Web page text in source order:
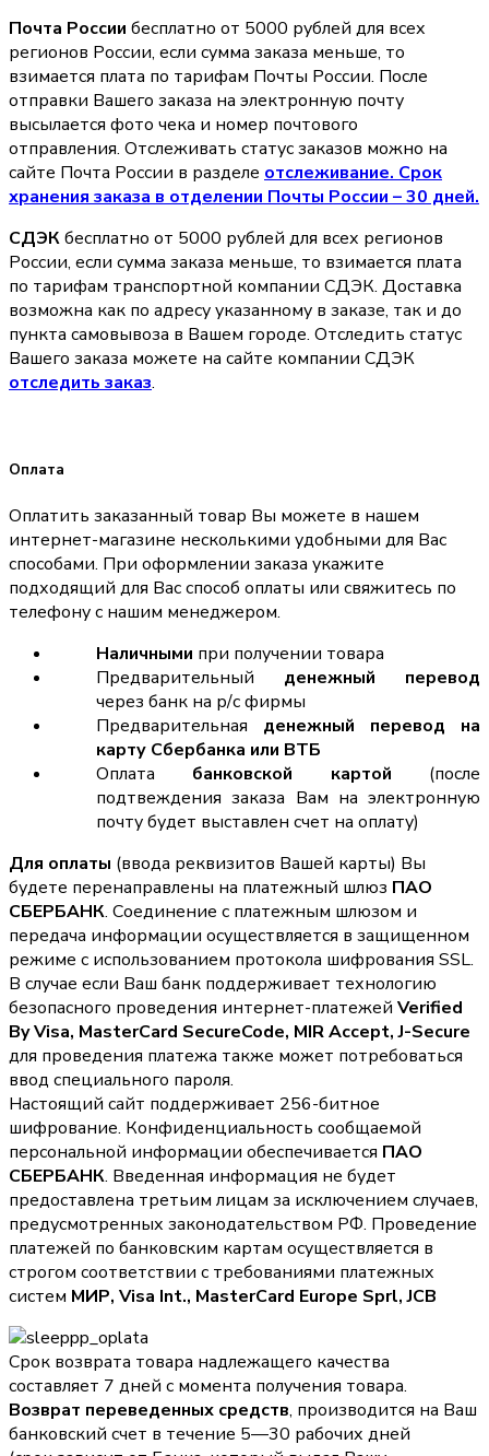
Почта России бесплатно от 5000 рублей для всех
регионов России, если сумма заказа меньше, то
взимается плата по тарифам Почты России. После
отправки Вашего заказа на электронную почту
высылается фото чека и номер почтового
отправления. Отслеживать статус заказов можно на
сайте Почта России в разделе oтслеживание. Срок
хранения заказа в отделении Почты России – 30 дней.
СДЭКбесплатно от 5000 рублей для всех регионов
России, если сумма заказа меньше, то взимается плата
по тарифам транспортной компании СДЭК. Доставка
возможна как по адресу указанному в заказе, так и до
пункта самовывоза в Вашем городе. Отследить статус
Вашего заказа можете на сайте компании СДЭК
отследить заказ.
Оплата
Оплатить заказанный товар Вы можете в нашем
интернет-магазине несколькими удобными для Вас
способами. При оформлении заказа укажите
подходящий для Вас способ оплаты или свяжитесь по
телефону с нашим менеджером.
Наличными при получении товара
Предварительный денежный перевод
через банк на р/с фирмы
Предварительная денежный перевод на
карту Сбербанка или ВТБ
Оплата банковской картой (после
подтвеждения заказа Вам на электронную
почту будет выставлен счет на оплату)
Для оплаты (ввода реквизитов Вашей карты) Вы
будете перенаправлены на платежный шлюз ПАО
СБЕРБАНК. Соединение с платежным шлюзом и
передача информации осуществляется в защищенном
режиме с использованием протокола шифрования SSL.
В случае если Ваш банк поддерживает технологию
безопасного проведения интернет-платежей Verified
By Visa, MasterCard SecureCode, MIR Accept, J-Secure
для проведения платежа также может потребоваться
ввод специального пароля.
Настоящий сайт поддерживает 256-битное
шифрование. Конфиденциальность сообщаемой
персональной информации обеспечивается ПАО
СБЕРБАНК. Введенная информация не будет
предоставлена третьим лицам за исключением случаев,
предусмотренных законодательством РФ. Проведение
платежей по банковским картам осуществляется в
строгом соответствии с требованиями платежных
систем МИР, Visa Int., MasterCard Europe Sprl, JCB
Срок возврата товара надлежащего качества
составляет 7 дней с момента получения товара.
Возврат переведенных средств, производится на Ваш
банковский счет в течение 5—30 рабочих дней